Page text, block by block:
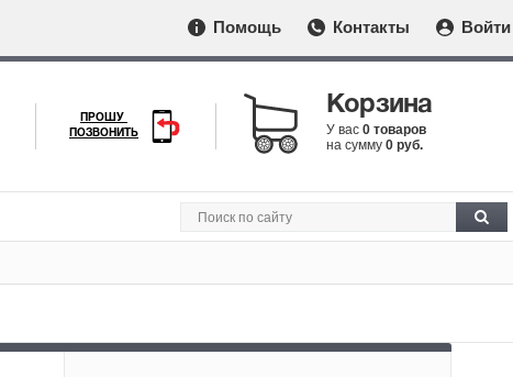
Помощь Контакты Войти
ПРОШУ
ПОЗВОНИТЬ
Корзина
У вас 0 товаров
на сумму 0 руб.